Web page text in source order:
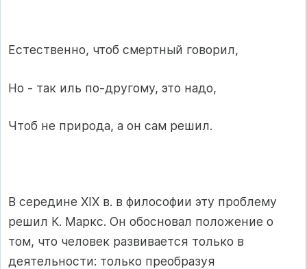
Естественно, чтоб смертный говорил,
Но - так иль по-другому, это надо,
Чтоб не природа, а он сам решил.
В середине XIX в. в философии эту проблему
решил К. Маркс. Он обосновал положение о
том, что человек развивается только в
деятельности: только преобразуя